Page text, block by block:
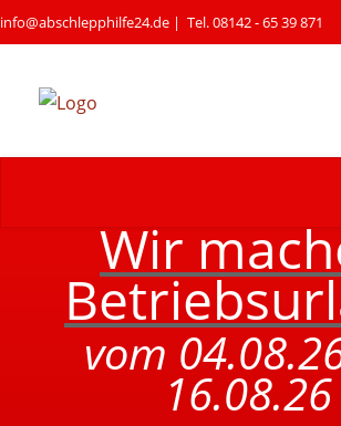
info@abschlepphilfe24.de | Tel. 08142 - 65 39 871
Wir
vom
16.08.26